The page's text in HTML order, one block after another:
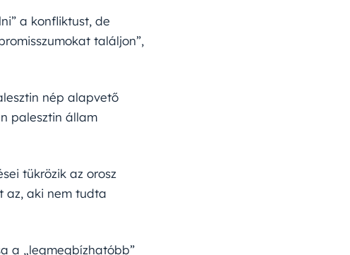
a konfliktust, de
találjon”,
nép alapvető
palesztin állam
tükrözik az orosz
az, aki nem tudta
a „legmegbízhatóbb”